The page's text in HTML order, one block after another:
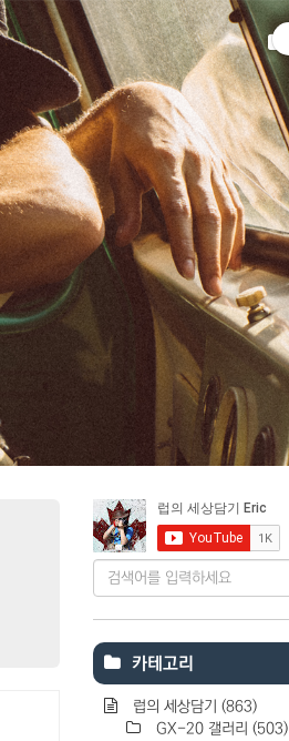
카테고리
럽의 세상담기 (863)
GX-20 갤러리 (503)
티스토리툴바